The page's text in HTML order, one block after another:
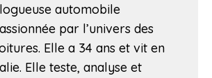
automobile
par l’univers des
Elle a 34 ans et vit en
Elle teste, analyse et